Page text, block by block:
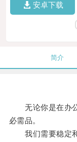
安卓下载
简介
无论你是在办公
必需品。
我们需要稳定和